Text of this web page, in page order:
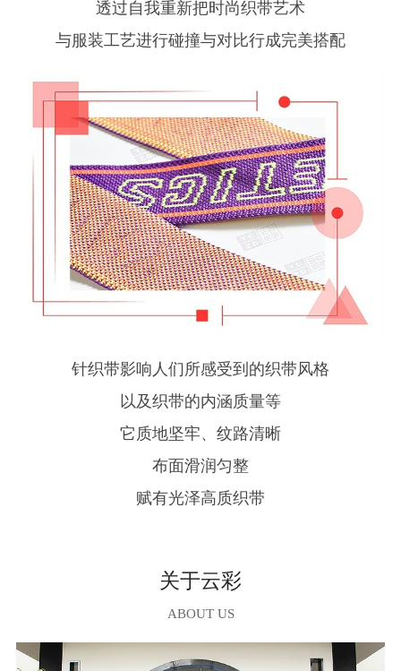
透过自我重新把时尚织带艺术
与服装工艺进行碰撞与对比行成完美搭配
针织带影响人们所感受到的织带风格
以及织带的内涵质量等
它质地坚牢、纹路清晰
布面滑润匀整
赋有光泽高质织带
关于云彩
ABOUT US